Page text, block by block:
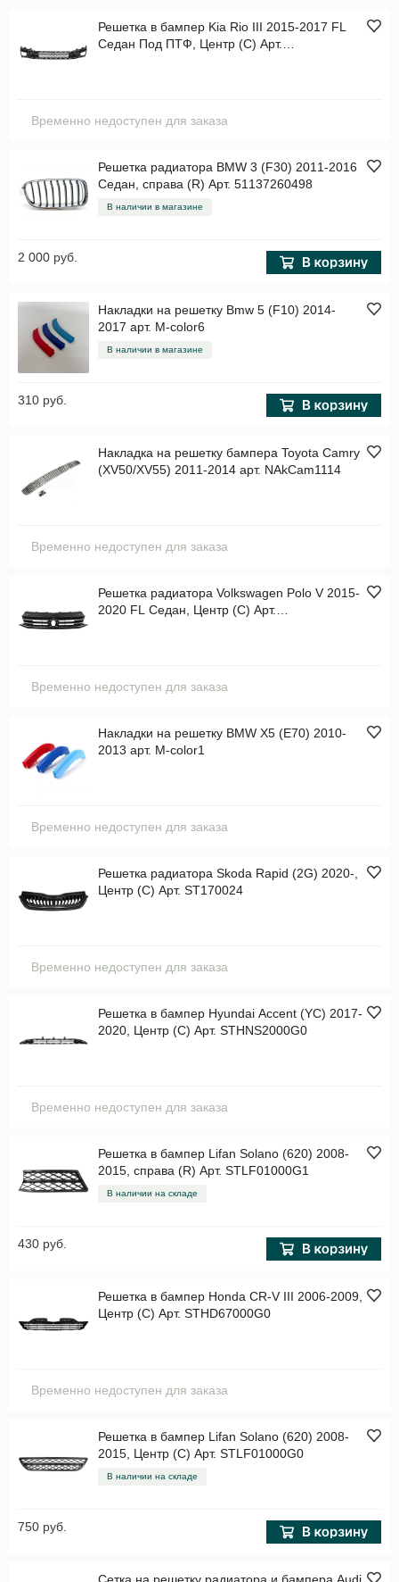
Решетка в бампер Kia Rio III 2015-2017 FL
Седан Под ПТФ, Центр (C) Арт.
Временно недоступен для заказа
Решетка радиатора BMW 3 (F30) 2011-2016
Седан, справа (R) Арт. 51137260498
В наличии в магазине
2 000 руб.
Накладки на решетку Bmw 5 (F10) 2014-
2017 арт. M-color6
В наличии в магазине
310 руб.
Накладка на решетку бампера Toyota Camry
(XV50/XV55) 2011-2014 арт. NAkCam1114
Временно недоступен для заказа
Решетка радиатора Volkswagen Polo V 2015-
2020 FL Седан, Центр (C) Арт.
Временно недоступен для заказа
Накладки на решетку BMW X5 (E70) 2010-
2013 арт. M-color1
Временно недоступен для заказа
Решетка радиатора Skoda Rapid (2G) 2020-,
Центр (C) Арт. ST170024
Временно недоступен для заказа
Решетка в бампер Hyundai Accent (YC) 2017-
2020, Центр (C) Арт. STHNS2000G0
Временно недоступен для заказа
Решетка в бампер Lifan Solano (620) 2008-
2015, справа (R) Арт. STLF01000G1
В наличии на складе
430 руб.
Решетка в бампер Honda CR-V III 2006-2009,
Центр (C) Арт. STHD67000G0
Временно недоступен для заказа
Решетка в бампер Lifan Solano (620) 2008-
2015, Центр (C) Арт. STLF01000G0
В наличии на складе
750 руб.